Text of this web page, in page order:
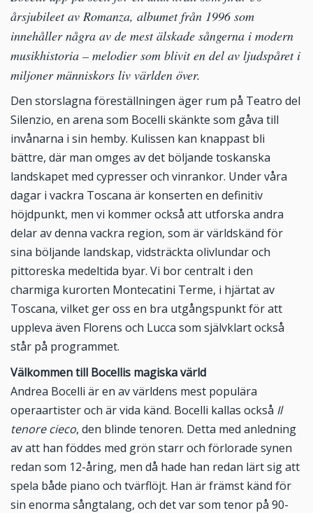
årsjubileet av Romanza, albumet från 1996 som
innehåller några av de mest älskade sångerna i modern
musikhistoria – melodier som blivit en del av ljudspåret i
miljoner människors liv världen över.
Den storslagna föreställningen äger rum på Teatro del
Silenzio, en arena som Bocelli skänkte som gåva till
invånarna i sin hemby. Kulissen kan knappast bli
bättre, där man omges av det böljande toskanska
landskapet med cypresser och vinrankor. Under våra
dagar i vackra Toscana är konserten en definitiv
höjdpunkt, men vi kommer också att utforska andra
delar av denna vackra region, som är världskänd för
sina böljande landskap, vidsträckta olivlundar och
pittoreska medeltida byar. Vi bor centralt i den
charmiga kurorten Montecatini Terme, i hjärtat av
Toscana, vilket ger oss en bra utgångspunkt för att
uppleva även Florens och Lucca som självklart också
står på programmet.
Välkommen till Bocellis magiska värld
Andrea Bocelli är en av världens mest populära
operaartister och är vida känd. Bocelli kallas också Il
tenore cieco, den blinde tenoren. Detta med anledning
av att han föddes med grön starr och förlorade synen
redan som 12-åring, men då hade han redan lärt sig att
spela både piano och tvärflöjt. Han är främst känd för
sin enorma sångtalang, och det var som tenor på 90-